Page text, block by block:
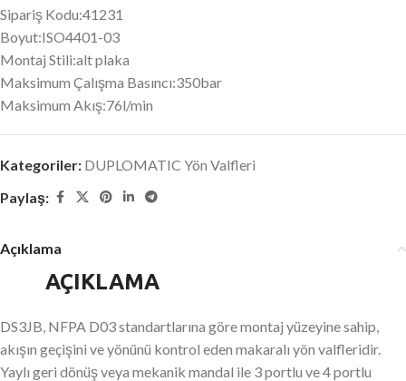
Sipariş Kodu:41231
Boyut:ISO4401-03
Montaj Stili:alt plaka
Maksimum Çalışma Basıncı:350bar
Maksimum Akış:76l/min
Kategoriler: DUPLOMATIC Yön Valfleri
Paylaş:
Açıklama
AÇIKLAMA
DS3JB, NFPA D03 standartlarına göre montaj yüzeyine sahip,
akışın geçişini ve yönünü kontrol eden makaralı yön valfleridir.
Yaylı geri dönüş veya mekanik mandal ile 3 portlu ve 4 portlu